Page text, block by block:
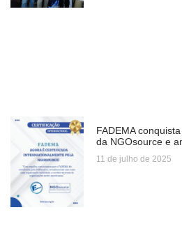
FADEMA
da NGOsource e
11 de julho de 2025